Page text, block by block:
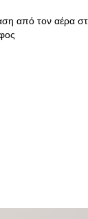
από τον αέρα